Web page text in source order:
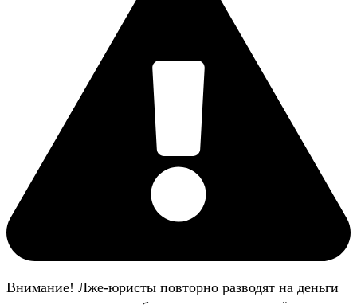
Внимание! Лже-юристы повторно разводят на деньги